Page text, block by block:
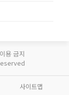
용 금지
사이트맵